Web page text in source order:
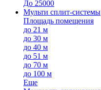
До 25000
Мульти сплит-системы
Площадь помещения
до 21 м
до 30 м
до 40 м
до 51 м
до 70 м
до 100 м
Еще